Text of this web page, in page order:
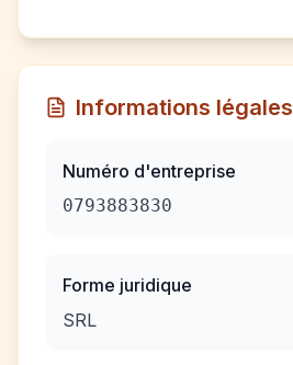
Informations légales
Numéro d'entreprise
0793883830
Forme juridique
SRL